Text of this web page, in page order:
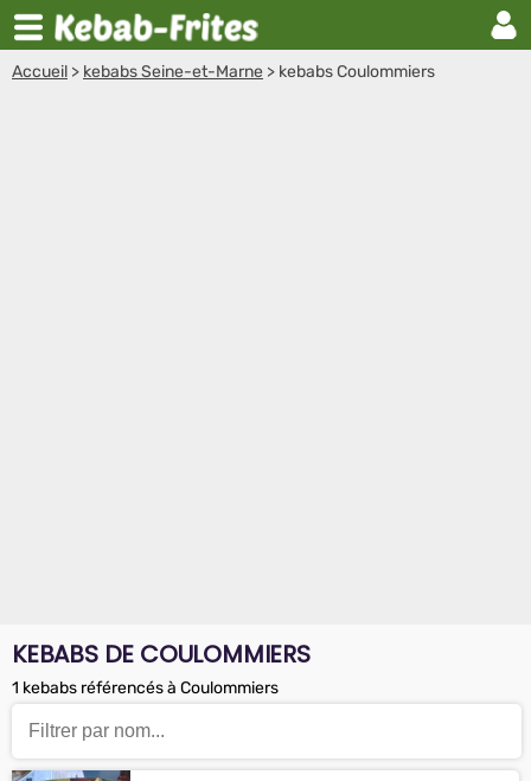
Accueil > kebabs Seine-et-Marne > kebabs Coulommiers
KEBABS DE COULOMMIERS
1 kebabs référencés à Coulommiers